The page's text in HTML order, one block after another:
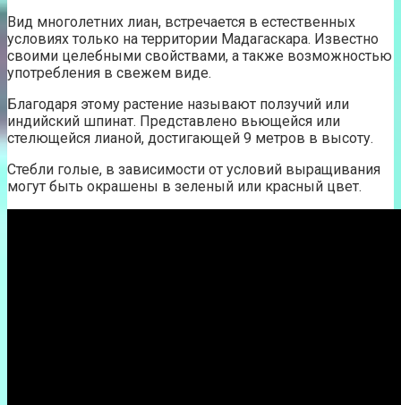
Вид многолетних лиан, встречается в естественных
условиях только на территории Мадагаскара. Известно
своими целебными свойствами, а также возможностью
употребления в свежем виде.
Благодаря этому растение называют ползучий или
индийский шпинат. Представлено вьющейся или
стелющейся лианой, достигающей 9 метров в высоту.
Стебли голые, в зависимости от условий выращивания
могут быть окрашены в зеленый или красный цвет.